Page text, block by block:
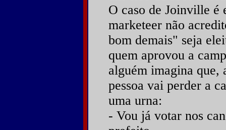
O caso de Joinville é
marketeer não
bom demais" seja
quem aprovou a
alguém imagina
pessoa vai perder a
uma urna:
- Vou já votar nos